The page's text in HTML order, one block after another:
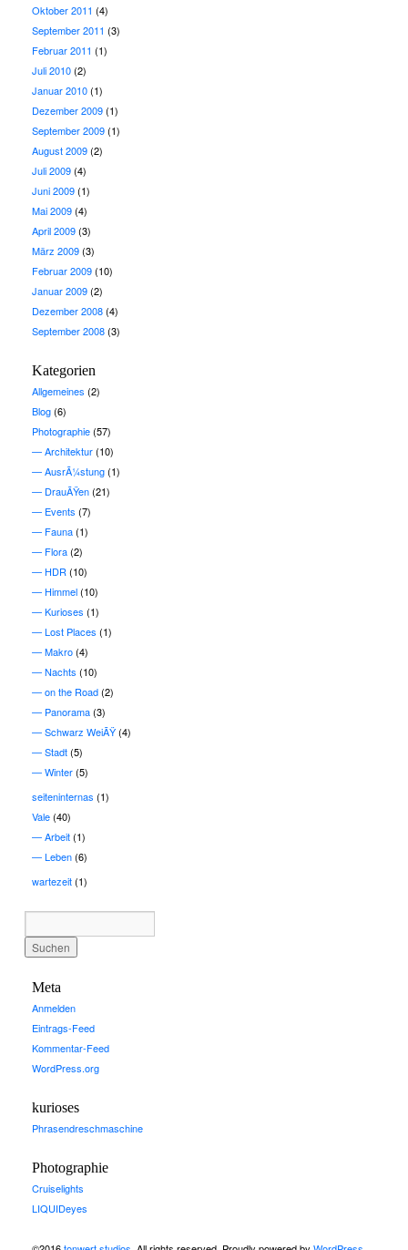
Oktober 2011 (4)
September 2011 (3)
Februar 2011 (1)
Juli 2010(2)
Januar 2010(1)
Dezember 2009(1)
September 2009(1)
August 2009(2)
Juli 2009(4)
Juni 2009(1)
Mai 2009(4)
April 2009(3)
März 2009(3)
Februar 2009(10)
Januar 2009(2)
Dezember 2008(4)
September 2008(3)
Kategorien
Allgemeines (2)
Blog(6)
Photographie(57)
Architektur(10)
AusrÃ¼stung(1)
DrauÃŸen(21)
Events (7)
Fauna(1)
Flora(2)
HDR (10)
Himmel(10)
Kurioses (1)
Lost Places (1)
Makro(4)
Nachts (10)
on the Road(2)
Panorama(3)
Schwarz WeiÃŸ(4)
Stadt(5)
Winter(5)
seiteninternas (1)
Vale(40)
Arbeit(1)
Leben(6)
wartezeit(1)
Meta
Anmelden
Eintrags-Feed
Kommentar-Feed
WordPress.org
kurioses
Phrasendreschmaschine
Photographie
Cruiselights
LIQUIDeyes